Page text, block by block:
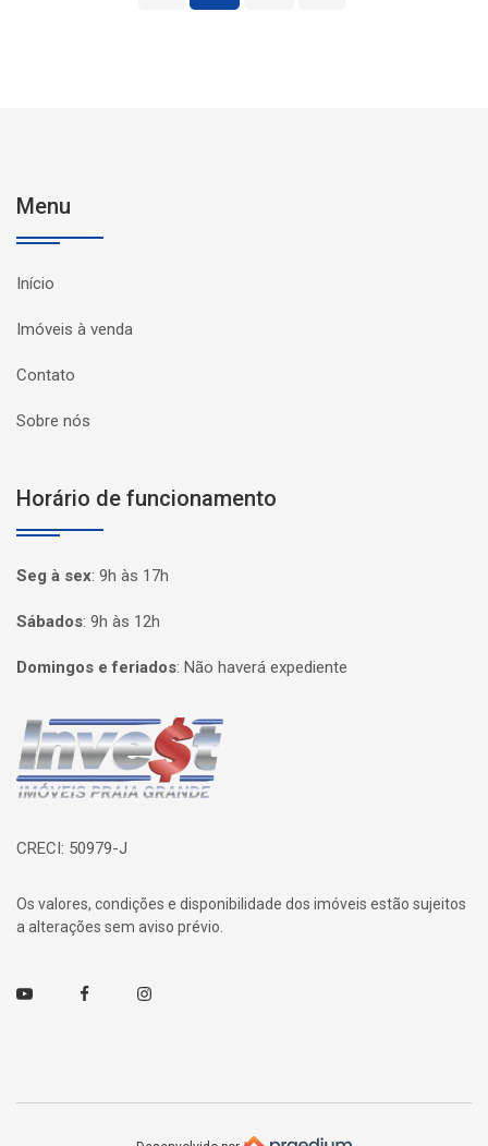
Menu
Início
Imóveis à venda
Contato
Sobre nós
Horário de funcionamento
Seg à sex: 9h às 17h
Sábados: 9h às 12h
Domingos e feriados: Não haverá expediente
Página inicial
CRECI: 50979-J
Os valores, condições e disponibilidade dos imóveis estão sujeitos
a alterações sem aviso prévio.
Youtube FacebookInstagram